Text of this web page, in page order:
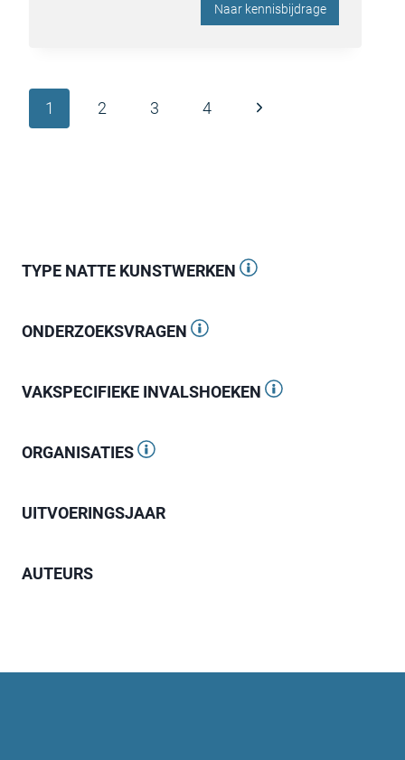
Naar kennisbijdrage
Paginanavigatie
1 2 3 4
Volgende
TYPE NATTE KUNSTWERKEN
ONDERZOEKSVRAGEN
VAKSPECIFIEKE INVALSHOEKEN
ORGANISATIES
UITVOERINGSJAAR
AUTEURS